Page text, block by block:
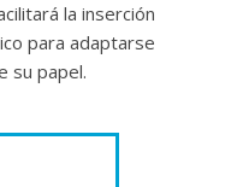
la inserción
para adaptarse
su papel.